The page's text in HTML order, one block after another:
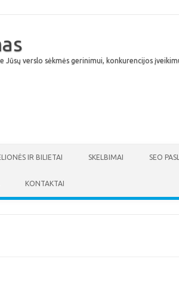
Jūsų verslo sėkmės gerinimui, konkurencijos
IR BILIETAI SKELBIMAI SEO
KONTAKTAI